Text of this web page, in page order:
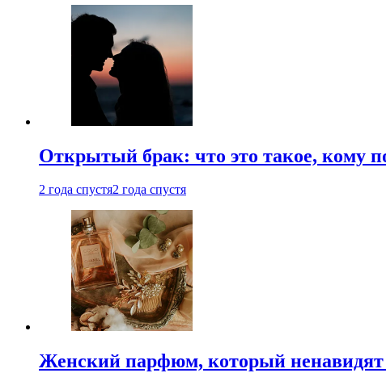
Открытый брак: что это такое, кому
2 года спустя2 года спустя
Женский парфюм, который